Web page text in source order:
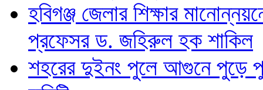
হবিগঞ্জ জেলার শিক্ষার
প্রফেসর ড. জহিরুল হক শাকিল
শহরের দুইনং পুলে আগুনে পুড়ে